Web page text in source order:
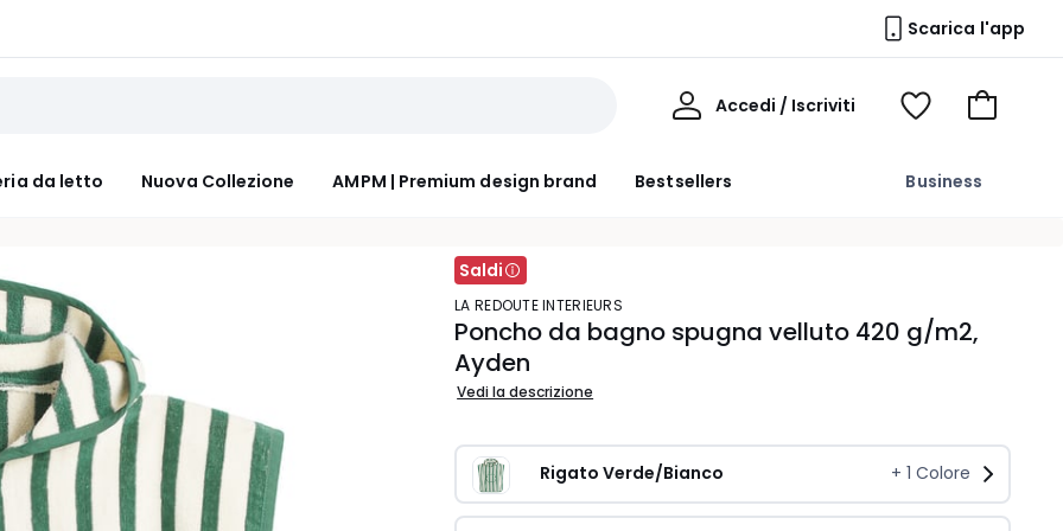
Scarica l'app
da letto Nuova Collezione AMPM | Premium design brand Bestsellers Business
Accedi / Iscriviti
Voir
Vai
Saldi
LA REDOUTE INTERIEURS
Poncho da bagno spugna velluto 420 g/m2,
Ayden
Vedi la descrizione
Rigato Verde/Bianco + 1 Colore